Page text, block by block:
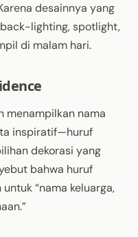
desainnya yang
lighting, spotlight,
di malam hari.
menampilkan nama
inspiratif—huruf
dekorasi yang
bahwa huruf
“nama keluarga,